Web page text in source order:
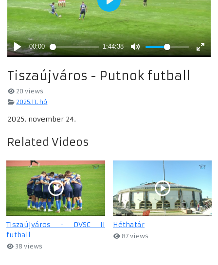
Tiszaújváros - Putnok futball
20 views
2025.11. hó
2025. november 24.
Related Videos
Tiszaújváros - DVSC II
futball
38 views
Héthatár
87 views